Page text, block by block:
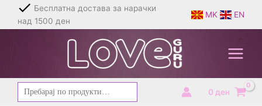
content
Брза и дискретна испорака MK EN
Барај
за:
0 ден